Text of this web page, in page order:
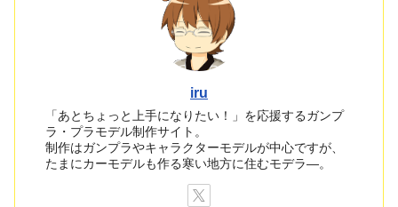
iru
「あとちょっと上手になりたい！」を応援するガンプ
ラ・プラモデル制作サイト。
制作はガンプラやキャラクターモデルが中心ですが、
たまにカーモデルも作る寒い地方に住むモデラ―。